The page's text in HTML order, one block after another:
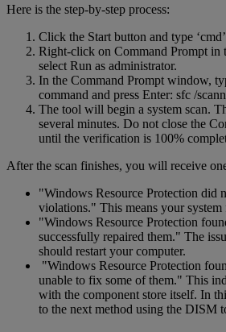
Here is the step-by-step process:
Click the Start button and type
Right-click on Command Prompt in
select Run as administrator.
In the Command Prompt window,
command and press Enter: sfc /
The tool will begin a system scan.
several minutes. Do not close the
until the verification is 100%
After the scan finishes, you will receive
"Windows Resource Protection did
violations." This means your system
"Windows Resource Protection
successfully repaired them." The
should restart your computer.
"Windows Resource Protection
unable to fix some of them." This
with the component store itself. In
to the next method using the DISM